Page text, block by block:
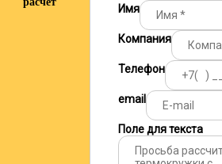
Имя
Компания
Телефон
email
Поле для текста